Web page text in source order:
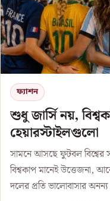
ফ্যাশন
শুধু জার্সি নয়,
হেয়ারস্টাইলগুলো
সামনে আসছে ফুটবল
বিশ্বকাপ মানেই উত্তেজনা,
দলের প্রতি ভালোবাসার